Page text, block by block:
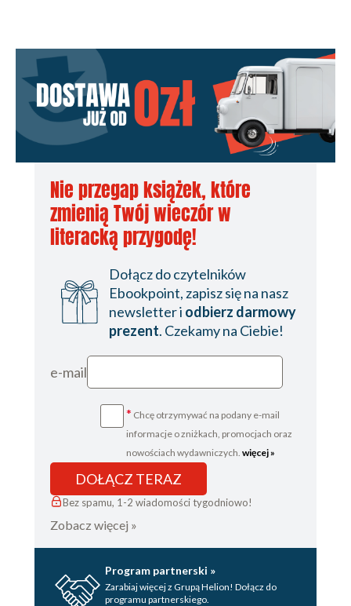
Nie przegap książek, które
zmienią Twój wieczór w
literacką przygodę!
Dołącz do czytelników
Ebookpoint, zapisz się na nasz
newsletter i odbierz darmowy
prezent. Czekamy na Ciebie!
e-mail
* Chcę otrzymywać na podany e-mail
informacje o zniżkach, promocjach oraz
nowościach wydawniczych. więcej »
DOŁĄCZ TERAZ
Bez spamu, 1-2 wiadomości tygodniowo!
Zobacz więcej »
Program partnerski »
Zarabiaj więcej z Grupą Helion! Dołącz do
programu partnerskiego.